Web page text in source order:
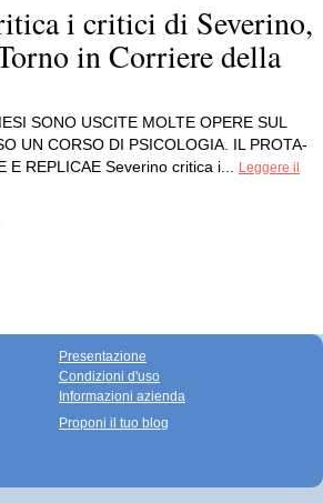
i critici di Severino,
in Corriere della
SONO USCITE MOLTE OPERE SUL
UN CORSO DI PSICOLOGIA. IL PROTA-
E REPLICAE Severino critica i...
Leggere il
Presentazione
Condizioni d'uso
Informazioni azienda
Proponi il tuo blog